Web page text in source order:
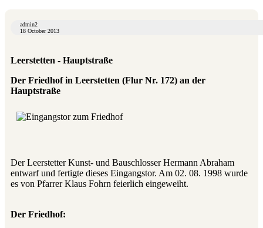
admin2
18 October 2013
Leerstetten - Hauptstraße
Der Friedhof in Leerstetten (Flur Nr. 172) an der
Hauptstraße
Der Leerstetter Kunst- und Bauschlosser Hermann Abraham
entwarf und fertigte dieses Eingangstor. Am 02. 08. 1998 wurde
es von Pfarrer Klaus Fohrn feierlich eingeweiht.
Der Friedhof: